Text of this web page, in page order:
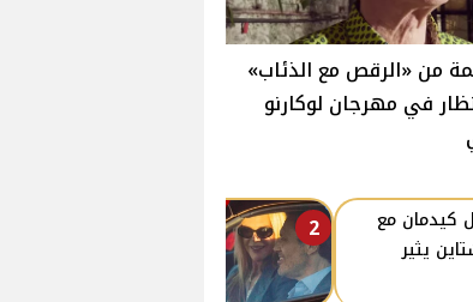
من «الرقص مع الذئاب»
في مهرجان لوكارنو
2
كيدمان مع
يثير